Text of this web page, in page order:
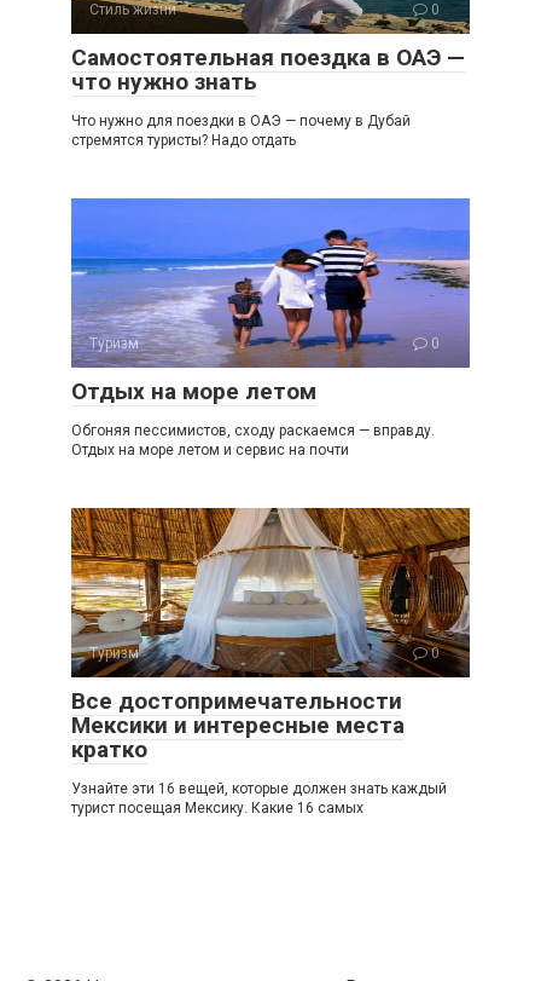
Стиль жизни 0
Самостоятельная поездка в ОАЭ —
что нужно знать
Что нужно для поездки в ОАЭ — почему в Дубай
стремятся туристы? Надо отдать
Туризм 0
Отдых на море летом
Обгоняя пессимистов, сходу раскаемся — вправду.
Отдых на море летом и сервис на почти
Туризм 0
Все достопримечательности
Мексики и интересные места
кратко
Узнайте эти 16 вещей, которые должен знать каждый
турист посещая Мексику. Какие 16 самых